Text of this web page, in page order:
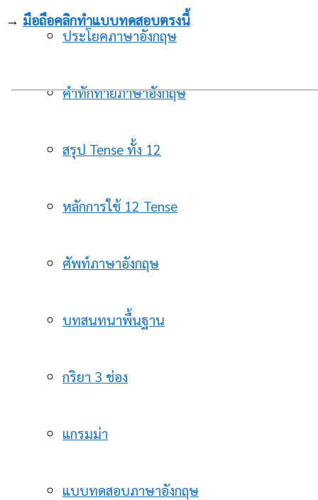
ประโยคภาษาอังกฤษ
คำทักทายภาษาอังกฤษ
สรุป Tense ทั้ง 12
หลักการใช้ 12 Tense
ศัพท์ภาษาอังกฤษ
บทสนทนาพื้นฐาน
กริยา 3 ช่อง
แกรมม่า
แบบทดสอบภาษาอังกฤษ
→ มือถือคลิกทำแบบทดสอบตรงนี้